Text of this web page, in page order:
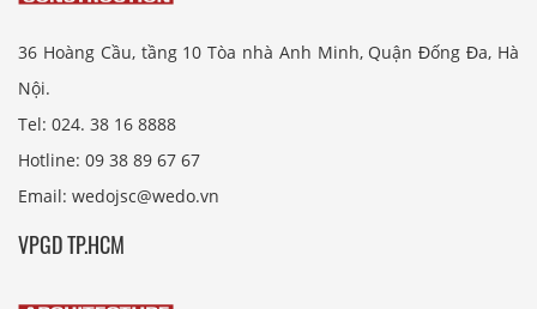
36 Hoàng Cầu, tầng 10 Tòa nhà Anh Minh, Quận Đống Đa, Hà
Nội.
Tel: 024. 38 16 8888
Hotline: 09 38 89 67 67
Email: wedojsc@wedo.vn
VPGD TP.HCM